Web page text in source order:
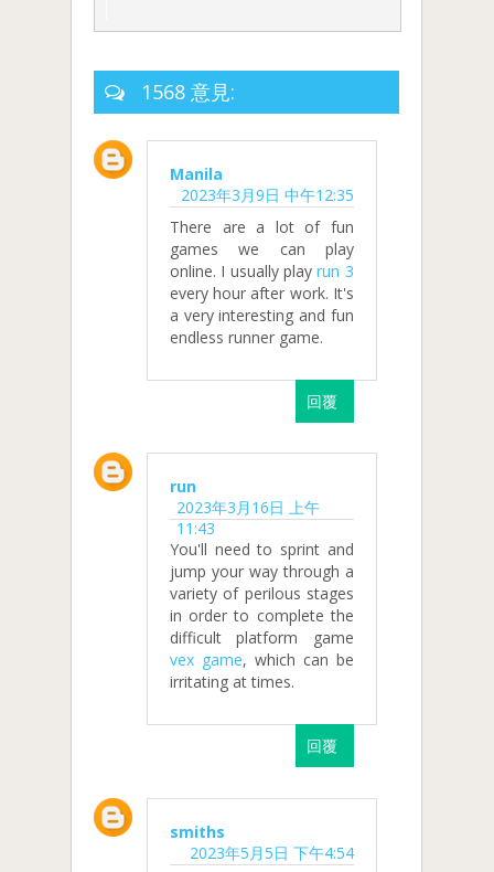
1568 意見:
Manila
2023年3月9日 中午12:35
There are a lot of fun
games we can play
online. I usually playrun 3
every hour after work. It's
a very interesting and fun
endless runner game.
回覆
run
2023年3月16日 上午
11:43
You'll need to sprint and
jump your way through a
variety of perilous stages
in order to complete the
difficult platform game
vex game, which can be
irritating at times.
回覆
smiths
2023年5月5日 下午4:54